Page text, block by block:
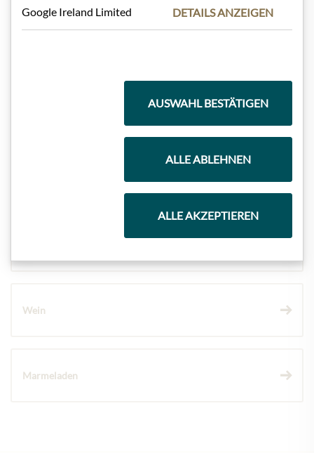
Wein
Marmeladen
Google Ireland Limited DETAILS ANZEIGEN
AUSWAHL BESTÄTIGEN
ALLE ABLEHNEN
ALLE AKZEPTIEREN